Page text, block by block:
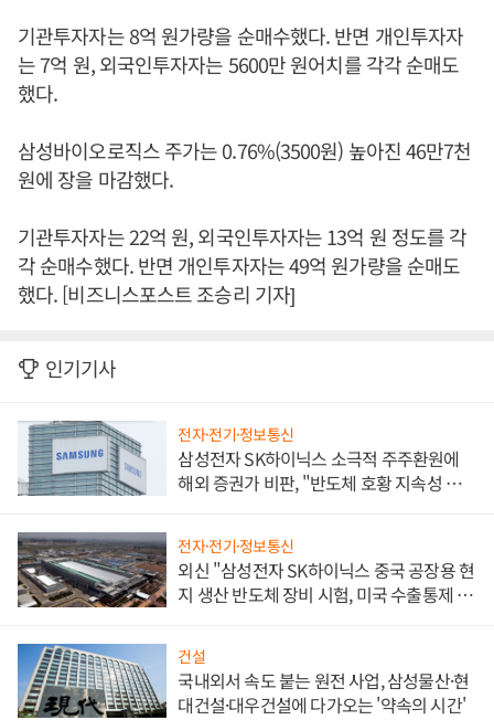
기관투자자는 8억 원가량을 순매수했다. 반면 개인투자자
는 7억 원, 외국인투자자는 5600만 원어치를 각각 순매도
했다.
삼성바이오로직스 주가는 0.76%(3500원) 높아진 46만7천
원에 장을 마감했다.
기관투자자는 22억 원, 외국인투자자는 13억 원 정도를 각
각 순매수했다. 반면 개인투자자는 49억 원가량을 순매도
했다. [비즈니스포스트 조승리 기자]
인기기사
전자·전기·정보통신
삼성전자 SK하이닉스 소극적 주주환원에
해외 증권가 비판, "반도체 호황 지속성 의
전자·전기·정보통신
외신 "삼성전자 SK하이닉스 중국 공장용 현
지 생산 반도체 장비 시험, 미국 수출통제 대
건설
국내외서 속도 붙는 원전 사업, 삼성물산·현
대건설·대우건설에 다가오는 '약속의 시간'